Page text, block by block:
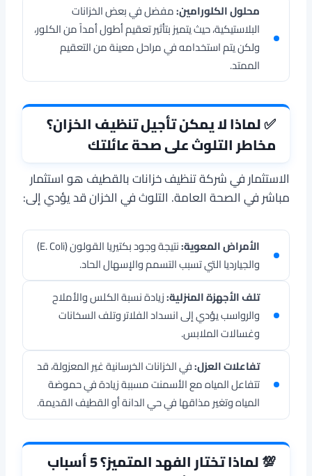
محلول الكلورامين:مفضل في بعض الخزانات
البلاستيكية، حيث يتميز بتأثير تعقيم أطول أمداً من الكلور،
ولكن يتم استخدامه في مراحل معينة من التعقيم
الممتد.
✅ لماذا لا يمكن تأجيل تنظيف الخزان؟
مخاطر التلوث على صحة عائلتك
الاستثمار في شركة تنظيف خزانات بالقطيف هو استثمار
مباشر في الصحة العامة. التلوث في الخزان قد يؤدي إلى:
الأمراض المعوية:
نتيجة وجود بكتيريا القولون (E. Coli)
والجيارديا التي تسبب التسمم والإسهال الحاد.
تلف الأجهزة المنزلية:زيادة نسبة الكلس والأملاح
والرواسب يؤدي إلى انسداد الفلاتر وتلف السخانات
وغسالات الملابس.
تفاعلات العزل:في الخزانات الخرسانية غير المعزولة، قد
تتفاعل المياه مع الأسمنت مسببة زيادة في حموضة
المياه وتغير مذاقها في حي الدانة أو القطيف القديمة.
💯 لماذا تختار الفهد المتميز؟ 5 أسباب